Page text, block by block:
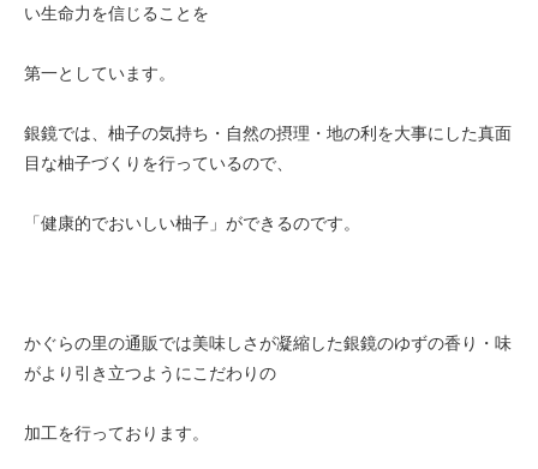
い生命力を信じることを
第一としています。
銀鏡では、柚子の気持ち・自然の摂理・地の利を大事にした真面
目な柚子づくりを行っているので、
「健康的でおいしい柚子」ができるのです。
かぐらの里の通販では美味しさが凝縮した銀鏡のゆずの香り・味
がより引き立つようにこだわりの
加工を行っております。